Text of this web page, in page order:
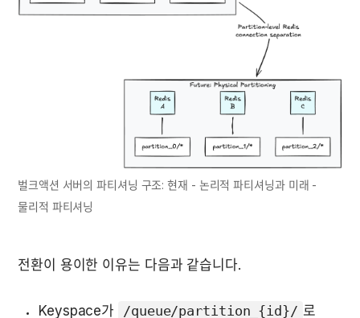
벌크액션 서버의 파티셔닝 구조: 현재 - 논리적 파티셔닝과 미래 -
물리적 파티셔닝
전환이 용이한 이유는 다음과 같습니다.
Keyspace가 /queue/partition_{id}/ 로